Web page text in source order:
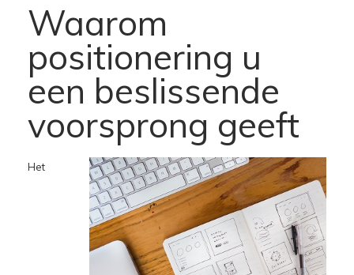
Business Issues blogs
Nieuws
Waarom
positionering u
een beslissende
voorsprong geeft
Het